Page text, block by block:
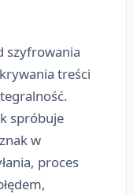
szyfrowania
treści
spróbuje
w
proces